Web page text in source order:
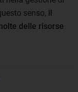
senso, il
delle risorse